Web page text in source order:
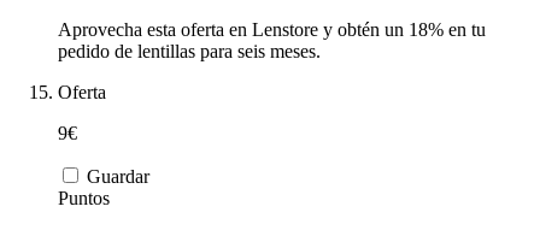
Aprovecha esta oferta en Lenstore y obtén un 18% en tu
pedido de lentillas para seis meses.
Oferta
9€
Guardar
Puntos